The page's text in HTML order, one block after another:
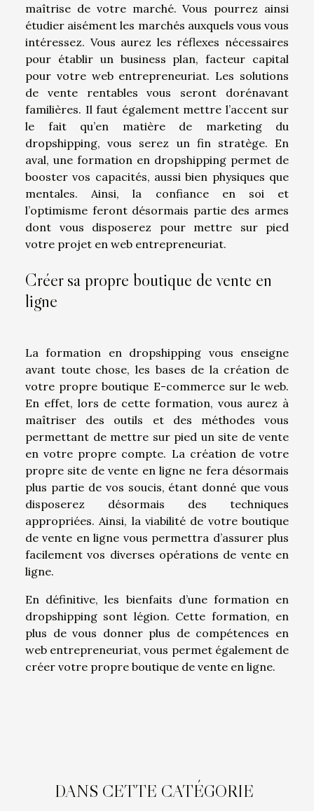
maîtrise de votre marché. Vous pourrez ainsi
étudier aisément les marchés auxquels vous vous
intéressez. Vous aurez les réflexes nécessaires
pour établir un business plan, facteur capital
pour votre web entrepreneuriat. Les solutions
de vente rentables vous seront dorénavant
familières. Il faut également mettre l’accent sur
le fait qu’en matière de marketing du
dropshipping, vous serez un fin stratège. En
aval, une formation en dropshipping permet de
booster vos capacités, aussi bien physiques que
mentales. Ainsi, la confiance en soi et
l’optimisme feront désormais partie des armes
dont vous disposerez pour mettre sur pied
votre projet en web entrepreneuriat.
Créer sa propre boutique de vente en
ligne
La formation en dropshipping vous enseigne
avant toute chose, les bases de la création de
votre propre boutique E-commerce sur le web.
En effet, lors de cette formation, vous aurez à
maîtriser des outils et des méthodes vous
permettant de mettre sur pied un site de vente
en votre propre compte. La création de votre
propre site de vente en ligne ne fera désormais
plus partie de vos soucis, étant donné que vous
disposerez désormais des techniques
appropriées. Ainsi, la viabilité de votre boutique
de vente en ligne vous permettra d’assurer plus
facilement vos diverses opérations de vente en
ligne.
En définitive, les bienfaits d’une formation en
dropshipping sont légion. Cette formation, en
plus de vous donner plus de compétences en
web entrepreneuriat, vous permet également de
créer votre propre boutique de vente en ligne.
DANS CETTE CATÉGORIE